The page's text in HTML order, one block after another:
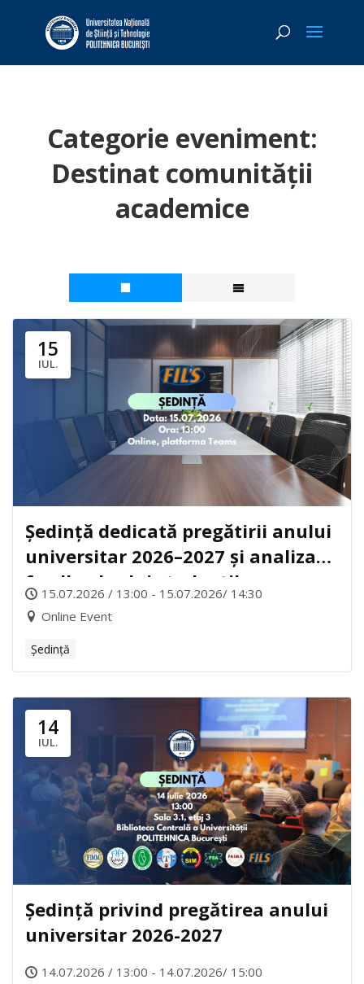
Categorie eveniment:
Destinat comunității
academice
15
IUL.
Ședință dedicată pregătirii anului
universitar 2026–2027 și analiza
feedback-ului studenților
15.07.2026 / 13:00 - 15.07.2026/ 14:30
Online Event
Ședință
14
IUL.
Ședință privind pregătirea anului
universitar 2026-2027
14.07.2026 / 13:00 - 14.07.2026/ 15:00